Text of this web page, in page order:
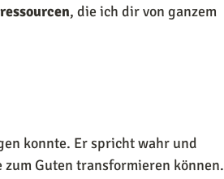
, die ich dir von ganzem
konnte. Er spricht wahr und
Guten transformieren können.